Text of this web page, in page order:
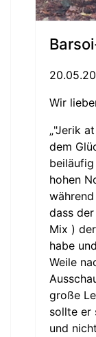
Wir
„"Jerik
dem
hohen
dass
Mix )
habe
Weile
große
sollte er
und